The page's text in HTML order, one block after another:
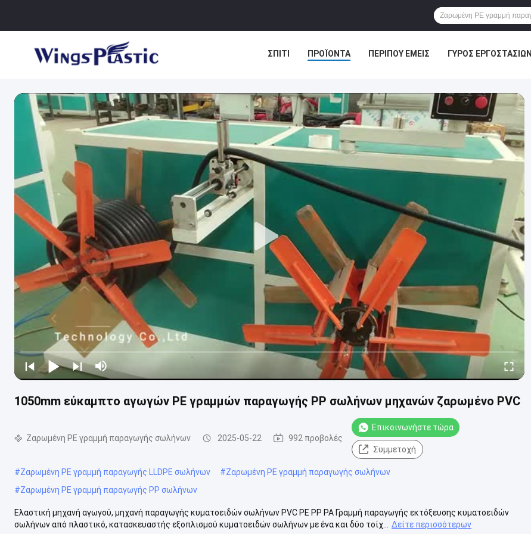
ΣΠΊΤΙ ΠΡΟΪΌΝΤΑ ΠΕΡΊΠΟΥ ΕΜΕΊΣ ΓΎΡΟΣ ΕΡΓΟΣΤΑΣΊΩΝ
1050mm εύκαμπτο αγωγών PE γραμμών παραγωγής PP σωλήνων μηχανών ζαρωμένο PVC
Ζαρωμένη PE γραμμή παραγωγής σωλήνων 2025-05-22 992 προβολές
Επικοινωνήστε τώρα
Συμμετοχή
#Ζαρωμένη PE γραμμή παραγωγής LLDPE σωλήνων #Ζαρωμένη PE γραμμή παραγωγής σωλήνων
#Ζαρωμένη PE γραμμή παραγωγής PP σωλήνων
Ελαστική μηχανή αγωγού, μηχανή παραγωγής κυματοειδών σωλήνων PVC PE PP PA Γραμμή παραγωγής εκτόξευσης κυματοειδών
σωλήνων από πλαστικό, κατασκευαστής εξοπλισμού κυματοειδών σωλήνων με ένα και δύο τοίχ...
Δείτε περισσότερων